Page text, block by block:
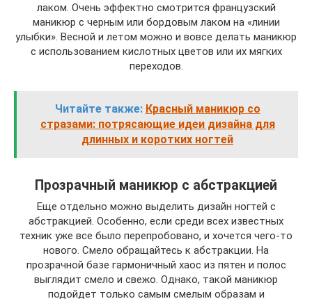
лаком. Очень эффектно смотрится французский
маникюр с черным или бордовым лаком на «линии
улыбки». Весной и летом можно и вовсе делать маникюр
с использованием кислотных цветов или их мягких
переходов.
Читайте также: Красный маникюр со
стразами: потрясающие идеи дизайна для
длинных и коротких ногтей
Прозрачный маникюр с абстракцией
Еще отдельно можно выделить дизайн ногтей с
абстракцией. Особенно, если среди всех известных
техник уже все было перепробовано, и хочется чего-то
нового. Смело обращайтесь к абстракции. На
прозрачной базе гармоничный хаос из пятен и полос
выглядит смело и свежо. Однако, такой маникюр
подойдет только самым смелым образам и